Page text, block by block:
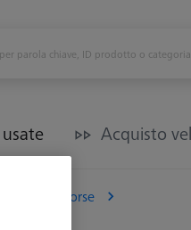
Acquisto
Mandrini e Morse